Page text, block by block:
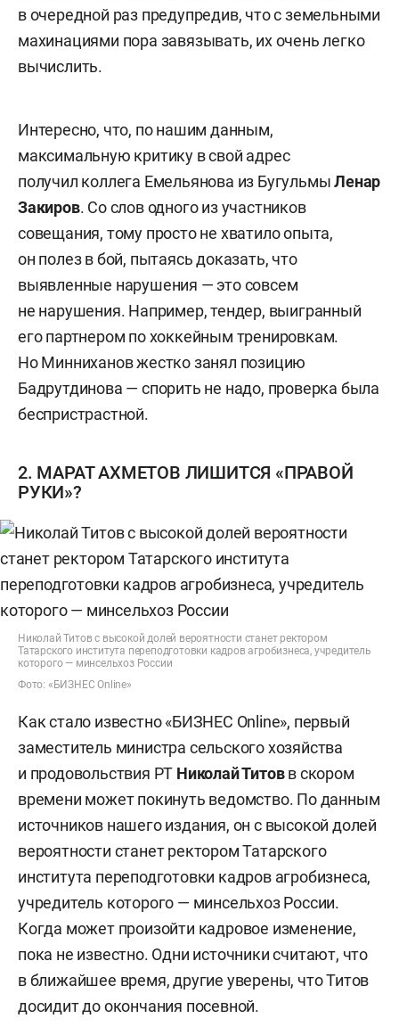
в очередной раз предупредив, что с земельными
махинациями пора завязывать, их очень легко
вычислить.
Интересно, что, по нашим данным,
максимальную критику в свой адрес
получил коллега Емельянова из БугульмыЛенар
Закиров. Со слов одного из участников
совещания, тому просто не хватило опыта,
он полез в бой, пытаясь доказать, что
выявленные нарушения — это совсем
не нарушения. Например, тендер, выигранный
его партнером по хоккейным тренировкам.
Но Минниханов жестко занял позицию
Бадрутдинова — спорить не надо, проверка была
беспристрастной.
2. МАРАТ АХМЕТОВ ЛИШИТСЯ «ПРАВОЙ
РУКИ»?
Николай Титов с высокой долей вероятности станет ректором
Татарского института переподготовки кадров агробизнеса, учредитель
которого — минсельхоз России
Фото: «БИЗНЕС Online»
Как стало известно «БИЗНЕС Online», первый
заместитель министра сельского хозяйства
и продовольствия РТ Николай Титовв скором
времени может покинуть ведомство. По данным
источников нашего издания, он с высокой долей
вероятности станет ректором Татарского
института переподготовки кадров агробизнеса,
учредитель которого — минсельхоз России.
Когда может произойти кадровое изменение,
пока не известно. Одни источники считают, что
в ближайшее время, другие уверены, что Титов
досидит до окончания посевной.